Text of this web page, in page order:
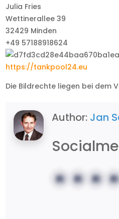
Julia Fries
Wettinerallee 39
32429 Minden
+49 57188918624
https://tankpool24.eu
Die Bildrechte liegen bei dem
Author: Jan